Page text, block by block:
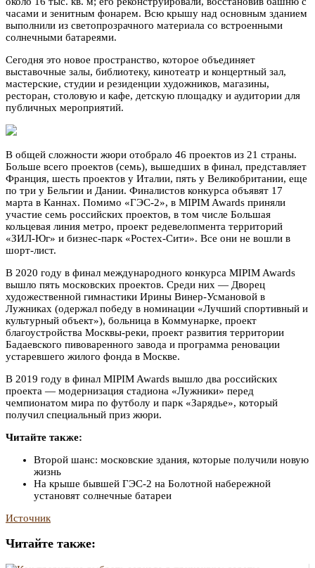
часами и зенитным фонарем. Всю крышу над основным зданием
выполнили из светопрозрачного материала со встроенными
солнечными батареями.
Сегодня это новое пространство, которое объединяет
выставочные залы, библиотеку, кинотеатр и концертный зал,
мастерские, студии и резиденции художников, магазины,
ресторан, столовую и кафе, детскую площадку и аудитории для
публичных мероприятий.
В общей сложности жюри отобрало 46 проектов из 21 страны.
Больше всего проектов (семь), вышедших в финал, представляет
Франция, шесть проектов у Италии, пять у Великобритании, еще
по три у Бельгии и Дании. Финалистов конкурса объявят 17
марта в Каннах. Помимо «ГЭС-2», в MIPIM Awards приняли
участие семь российских проектов, в том числе Большая
кольцевая линия метро, проект редевелопмента территорий
«ЗИЛ-Юг» и бизнес-парк «Ростех-Сити». Все они не вошли в
шорт-лист.
В 2020 году в финал международного конкурса MIPIM Awards
вышло пять московских проектов. Среди них — Дворец
художественной гимнастики Ирины Винер-Усмановой в
Лужниках (одержал победу в номинации «Лучший спортивный и
культурный объект»), больница в Коммунарке, проект
благоустройства Москвы-реки, проект развития территории
Бадаевского пивоваренного завода и программа реновации
устаревшего жилого фонда в Москве.
В 2019 году в финал MIPIM Awards вышло два российских
проекта — модернизация стадиона «Лужники» перед
чемпионатом мира по футболу и парк «Зарядье», который
получил специальный приз жюри.
Читайте также:
Второй шанс: московские здания, которые получили новую
жизнь
На крыше бывшей ГЭС-2 на Болотной набережной
установят солнечные батареи
Источник
Читайте также: